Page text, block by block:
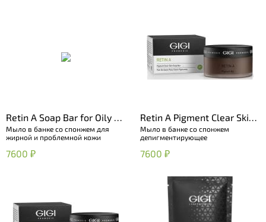
Retin A Soap Bar for Oily &
Problematic Skin
Мыло в банке со спонжем для
жирной и проблемной кожи
7600 ₽
Retin A Pigment Clear Skin
Soap Bar
Мыло в банке со спонжем
депигментирующее
7600 ₽